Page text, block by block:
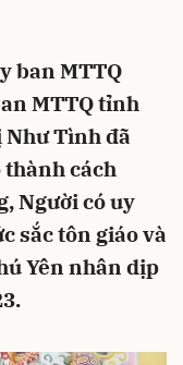
ban MTTQ
MTTQ tỉnh
Như Tình đã
thành cách
Người có uy
sắc tôn giáo và
Yên nhân dịp